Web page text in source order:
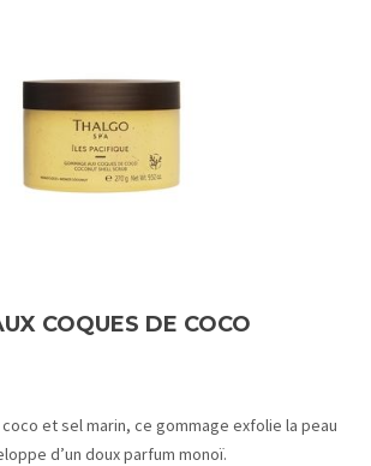
COQUES DE COCO
et sel marin, ce gommage exfolie la peau
d’un doux parfum monoï.